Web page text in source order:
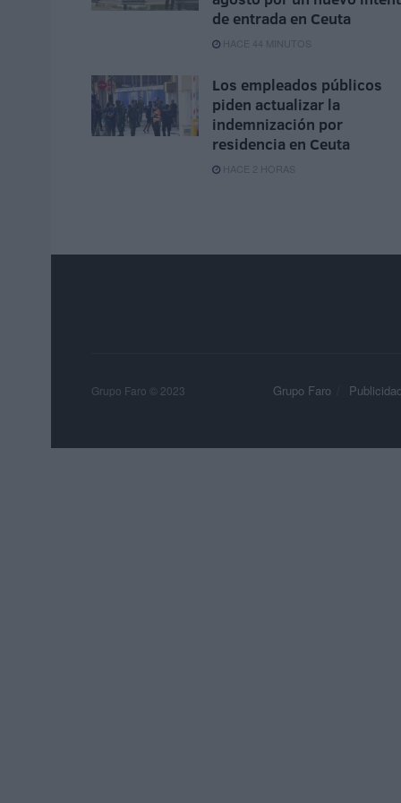
de entrada en Ceuta
HACE 44 MINUTOS
Los empleados públicos
piden actualizar la
indemnización por
residencia en Ceuta
HACE 2 HORAS
Grupo Faro Publicidad
Grupo Faro © 2023